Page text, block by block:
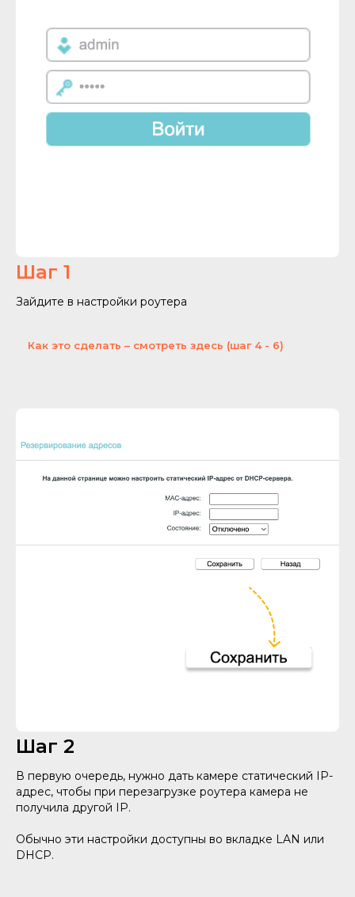
Шаг 1
Зайдите в настройки роутера
Как это сделать – смотреть здесь (шаг 4 - 6)
Шаг 2
В первую очередь, нужно дать камере статический IP-
адрес, чтобы при перезагрузке роутера камера не
получила другой IP.
Обычно эти настройки доступны во вкладке LAN или
DHCP.